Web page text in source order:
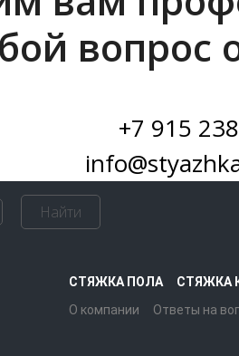
вопрос
+7 915
Найти
СТЯЖКА ПОЛА СТЯЖКА
О компании
Ответы на